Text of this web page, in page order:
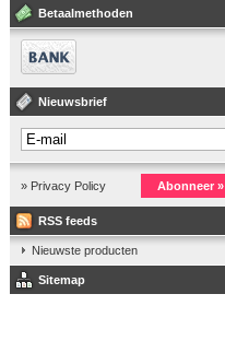
Betaalmethoden
Nieuwsbrief
» Privacy Policy Abonneer »
RSS feeds
Nieuwste producten
Sitemap